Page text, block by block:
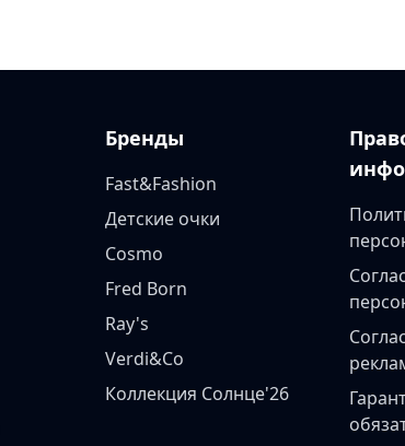
Бренды
Fast&Fashion
Детские очки
Cosmo
Fred Born
Ray's
Verdi&Co
Коллекция Солнце'26